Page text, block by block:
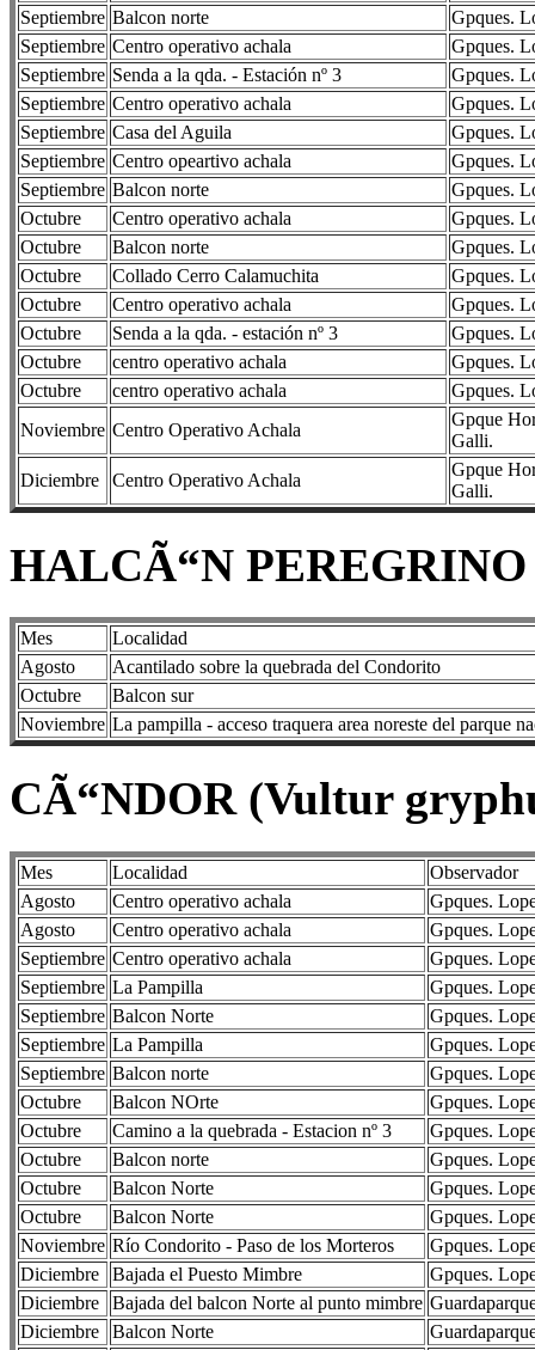
Septiembre Balcon norte
Gpques.
Septiembre Centro operativo achala
Gpques.
Septiembre Senda a la qda. - Estación nº 3
Gpques.
Septiembre Centro operativo achala
Gpques.
Septiembre Casa del Aguila
Gpques.
Septiembre Centro opeartivo achala
Gpques.
Septiembre Balcon norte
Gpques.
Octubre
Centro operativo achala
Gpques.
Octubre
Balcon norte
Gpques.
Octubre
Collado Cerro Calamuchita
Gpques.
Octubre
Centro operativo achala
Gpques.
Octubre
Senda a la qda. - estación nº 3
Gpques.
Octubre
centro operativo achala
Gpques.
Octubre
centro operativo achala
Gpques.
Noviembre Centro Operativo Achala
Gpque
Galli.
Diciembre
Centro Operativo Achala
Gpque
Galli.
HALCÃ“N PEREGRINO
Mes
Localidad
Agosto
Acantilado sobre la quebrada del Condorito
Octubre
Balcon sur
Noviembre La pampilla - acceso traquera area noreste del parque
CÃ“NDOR (Vultur
Mes Localidad
Observador
Agosto
Centro operativo achala
Gpques.
Agosto
Centro operativo achala
Gpques.
Septiembre Centro operativo achala
Gpques.
Septiembre La Pampilla
Gpques.
Septiembre Balcon Norte
Gpques.
Septiembre La Pampilla
Gpques.
Septiembre Balcon norte
Gpques.
Octubre
Balcon NOrte
Gpques.
Octubre
Camino a la quebrada - Estacion nº 3
Gpques.
Octubre
Balcon norte
Gpques.
Octubre
Balcon Norte
Gpques.
Octubre
Balcon Norte
Gpques.
Noviembre Río Condorito - Paso de los Morteros
Gpques.
Diciembre
Bajada el Puesto Mimbre
Gpques.
Diciembre
Bajada del balcon Norte al punto mimbre
Diciembre
Balcon Norte